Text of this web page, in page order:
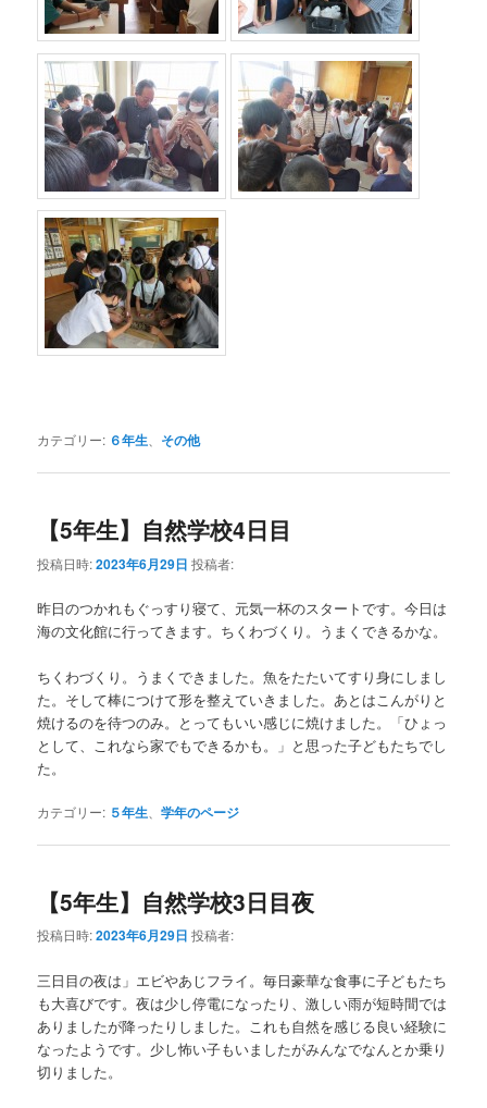
カテゴリー: ６年生 その他
【5年生】自然学校4日目
投稿日時:2023年6月29日 投稿者:
昨日のつかれもぐっすり寝て、元気一杯のスタートです。今日は
海の文化館に行ってきます。ちくわづくり。うまくできるかな。
ちくわづくり。うまくできました。魚をたたいてすり身にしまし
た。そして棒につけて形を整えていきました。あとはこんがりと
焼けるのを待つのみ。とってもいい感じに焼けました。「ひょっ
として、これなら家でもできるかも。」と思った子どもたちでし
た。
カテゴリー: ５年生 、学年のページ
【5年生】自然学校3日目夜
投稿日時:2023年6月29日 投稿者:
三日目の夜は」エビやあじフライ。毎日豪華な食事に子どもたち
も大喜びです。夜は少し停電になったり、激しい雨が短時間では
ありましたが降ったりしました。これも自然を感じる良い経験に
なったようです。少し怖い子もいましたがみんなでなんとか乗り
切りました。